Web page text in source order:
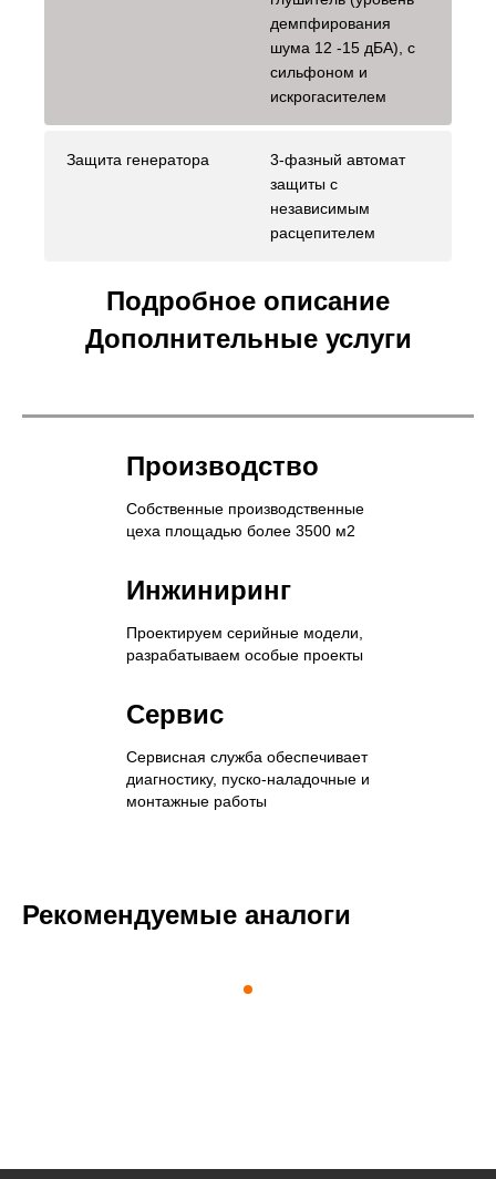
демпфирования
шума 12 -15 дБА), с
сильфоном и
искрогасителем
Защита генератора
3-фазный автомат
защиты с
независимым
расцепителем
Подробное описание
Дополнительные услуги
Производство
Собственные производственные
цеха площадью более 3500 м2
Инжиниринг
Проектируем серийные модели,
разрабатываем особые проекты
Сервис
Сервисная служба обеспечивает
диагностику, пуско-наладочные и
монтажные работы
Рекомендуемые аналоги